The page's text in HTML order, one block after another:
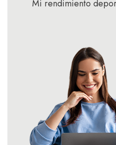
Mi rendimiento